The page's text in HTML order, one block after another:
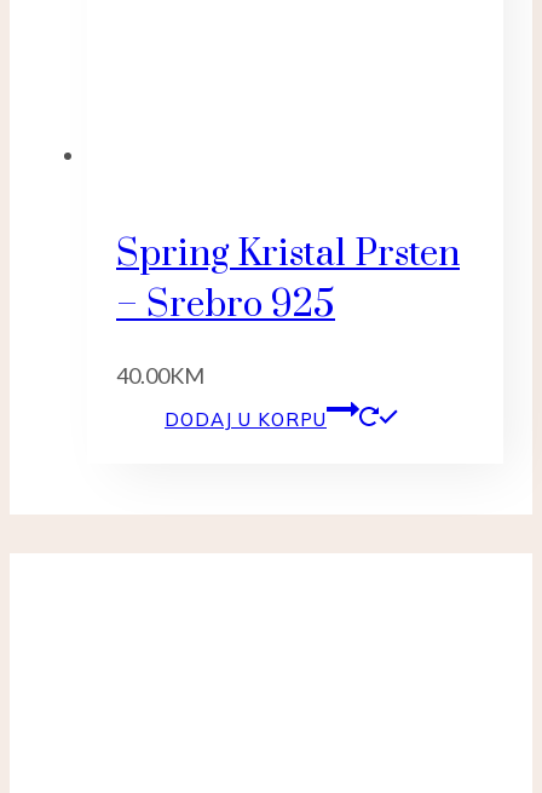
Spring Kristal Prsten
– Srebro 925
40.00KM
DODAJ U KORPU